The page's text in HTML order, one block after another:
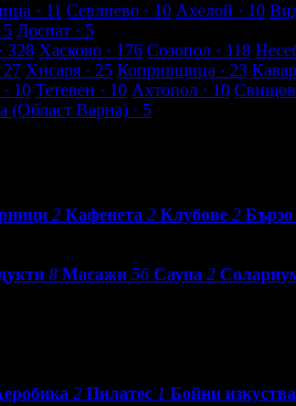
· 11 Севлиево · 10 Ахелой · 10
5 Доспат · 5
· 328 Хасково · 176 Созопол · 118
27 Хисаря · 25 Копривщица · 23
· 10 Тетевен · 10 Ахтопол · 10 Свищов
(Област Варна) · 5
2 Кафенета 2 Клубове 2 Бързо
8 Масажи 56 Сауна 2
2 Пилатес 1 Бойни изкуства